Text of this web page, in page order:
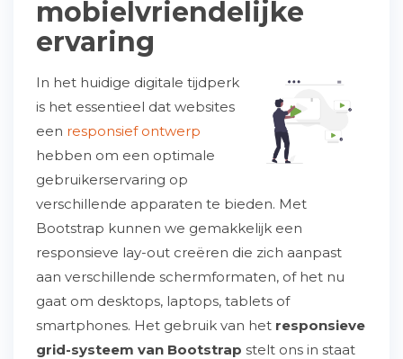
mobielvriendelijke
ervaring
In het huidige digitale tijdperk
is het essentieel dat websites
een responsief ontwerp
hebben om een optimale
gebruikerservaring op
verschillende apparaten te bieden. Met
Bootstrap kunnen we gemakkelijk een
responsieve lay-out creëren die zich aanpast
aan verschillende schermformaten, of het nu
gaat om desktops, laptops, tablets of
smartphones. Het gebruik van het responsieve
grid-systeem van Bootstrap stelt ons in staat